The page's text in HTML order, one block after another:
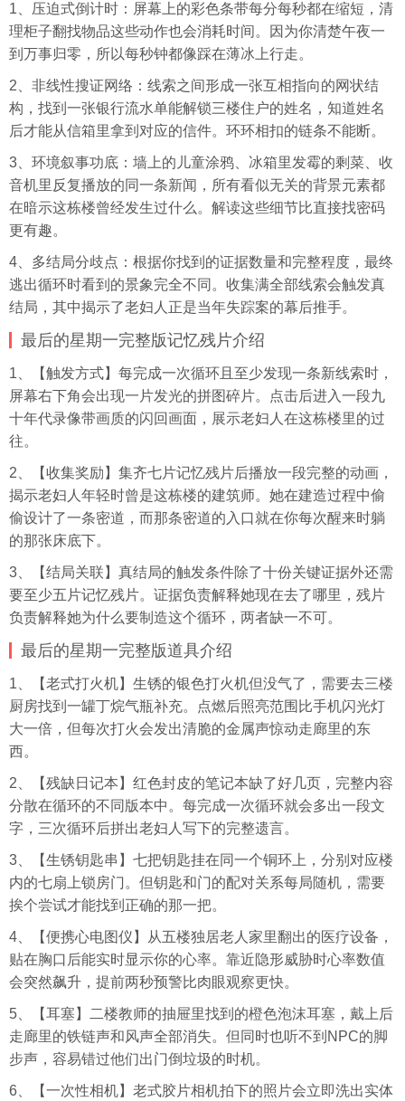
1、压迫式倒计时：屏幕上的彩色条带每分每秒都在缩短，清
理柜子翻找物品这些动作也会消耗时间。因为你清楚午夜一
到万事归零，所以每秒钟都像踩在薄冰上行走。
2、非线性搜证网络：线索之间形成一张互相指向的网状结
构，找到一张银行流水单能解锁三楼住户的姓名，知道姓名
后才能从信箱里拿到对应的信件。环环相扣的链条不能断。
3、环境叙事功底：墙上的儿童涂鸦、冰箱里发霉的剩菜、收
音机里反复播放的同一条新闻，所有看似无关的背景元素都
在暗示这栋楼曾经发生过什么。解读这些细节比直接找密码
更有趣。
4、多结局分歧点：根据你找到的证据数量和完整程度，最终
逃出循环时看到的景象完全不同。收集满全部线索会触发真
结局，其中揭示了老妇人正是当年失踪案的幕后推手。
最后的星期一完整版记忆残片介绍
1、【触发方式】每完成一次循环且至少发现一条新线索时，
屏幕右下角会出现一片发光的拼图碎片。点击后进入一段九
十年代录像带画质的闪回画面，展示老妇人在这栋楼里的过
往。
2、【收集奖励】集齐七片记忆残片后播放一段完整的动画，
揭示老妇人年轻时曾是这栋楼的建筑师。她在建造过程中偷
偷设计了一条密道，而那条密道的入口就在你每次醒来时躺
的那张床底下。
3、【结局关联】真结局的触发条件除了十份关键证据外还需
要至少五片记忆残片。证据负责解释她现在去了哪里，残片
负责解释她为什么要制造这个循环，两者缺一不可。
最后的星期一完整版道具介绍
1、【老式打火机】生锈的银色打火机但没气了，需要去三楼
厨房找到一罐丁烷气瓶补充。点燃后照亮范围比手机闪光灯
大一倍，但每次打火会发出清脆的金属声惊动走廊里的东
西。
2、【残缺日记本】红色封皮的笔记本缺了好几页，完整内容
分散在循环的不同版本中。每完成一次循环就会多出一段文
字，三次循环后拼出老妇人写下的完整遗言。
3、【生锈钥匙串】七把钥匙挂在同一个铜环上，分别对应楼
内的七扇上锁房门。但钥匙和门的配对关系每局随机，需要
挨个尝试才能找到正确的那一把。
4、【便携心电图仪】从五楼独居老人家里翻出的医疗设备，
贴在胸口后能实时显示你的心率。靠近隐形威胁时心率数值
会突然飙升，提前两秒预警比肉眼观察更快。
5、【耳塞】二楼教师的抽屉里找到的橙色泡沫耳塞，戴上后
走廊里的铁链声和风声全部消失。但同时也听不到NPC的脚
步声，容易错过他们出门倒垃圾的时机。
6、【一次性相机】老式胶片相机拍下的照片会立即洗出实体